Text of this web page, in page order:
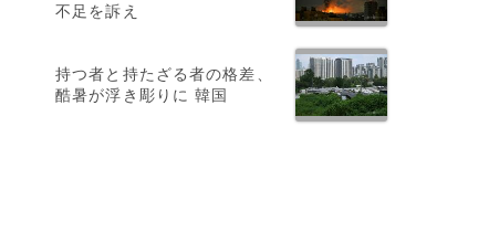
不足を訴え
持つ者と持たざる者の格差、
酷暑が浮き彫りに 韓国